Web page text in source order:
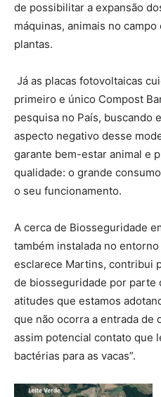
de possibilitar a expansão
máquinas, animais no
plantas.
Já as placas fotovoltaicas
primeiro e único Compost
pesquisa no País, buscando
aspecto negativo desse
garante bem-estar animal e
qualidade: o grande
o seu funcionamento.
A cerca de Biosseguridade
também instalada no
esclarece Martins, contribui
de biosseguridade por parte
atitudes que estamos
que não ocorra a entrada de
assim potencial contato que
bactérias para as vacas”.